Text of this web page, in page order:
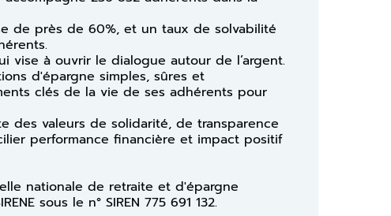
de près de 60%, et un taux de solvabilité
vise à ouvrir le dialogue autour de l’argent.
d'épargne simples, sûres et
clés de la vie de ses adhérents pour
des valeurs de solidarité, de transparence
performance financière et impact positif
nationale de retraite et d'épargne
sous le n° SIREN 775 691 132.